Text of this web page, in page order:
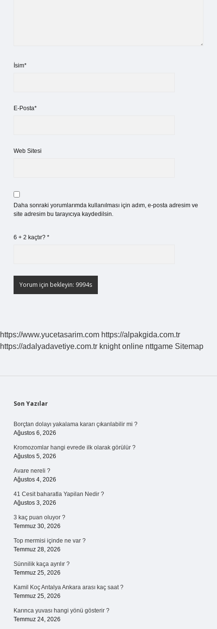
İsim*
E-Posta*
Web Sitesi
Daha sonraki yorumlarımda kullanılması için adım, e-posta adresim ve
site adresim bu tarayıcıya kaydedilsin.
6 + 2 kaçtır? *
https://www.yucetasarim.com https://alpakgida.com.tr
https://adalyadavetiye.com.tr knight online nttgame Sitemap
Sidebar
Son Yazılar
Borçtan dolayı yakalama kararı çıkarılabilir mi ?
Ağustos 6, 2026
Kromozomlar hangi evrede ilk olarak görülür ?
Ağustos 5, 2026
Avare nereli ?
Ağustos 4, 2026
41 Cesit baharatla Yapilan Nedir ?
Ağustos 3, 2026
3 kaç puan oluyor ?
Temmuz 30, 2026
Top mermisi içinde ne var ?
Temmuz 28, 2026
Sünnilik kaça ayrılır ?
Temmuz 25, 2026
Kamil Koç Antalya Ankara arası kaç saat ?
Temmuz 25, 2026
Karınca yuvası hangi yönü gösterir ?
Temmuz 24, 2026